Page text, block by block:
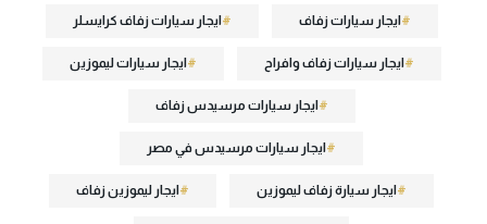
ايجار سيارات زفاف ايجار سيارات زفاف كرايسلر
ايجار سيارات زفاف وافراح ايجار سيارات ليموزين
ايجار سيارات مرسيدس زفاف
ايجار سيارات مرسيدس في مصر
ايجار سيارة زفاف ليموزين ايجار ليموزين زفاف